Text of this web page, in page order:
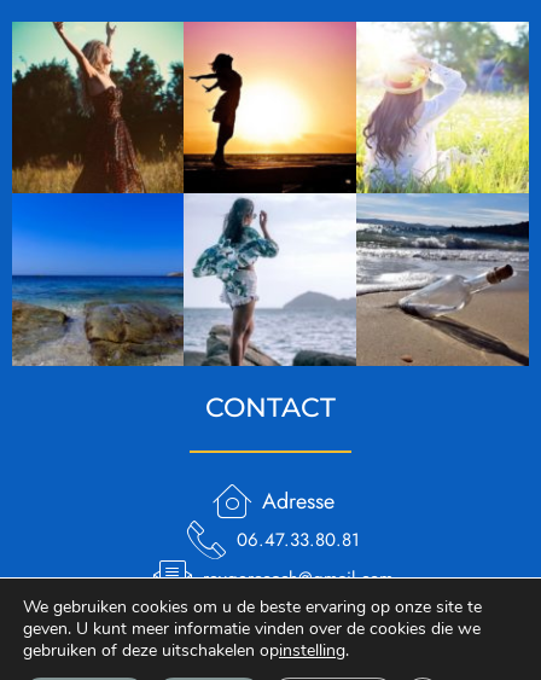
CONTACT
Adresse
06.47.33.80.81
reygercoach@gmail.com
We gebruiken cookies om u de beste ervaring op onze site te
geven. U kunt meer informatie vinden over de cookies die we
gebruiken of deze uitschakelen opinstelling.